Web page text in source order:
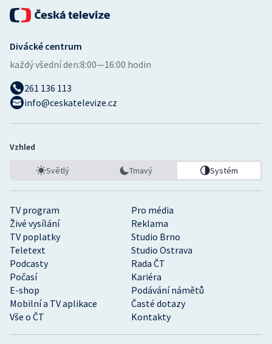
TV program
Pro média
Živé vysílání
Reklama
TV poplatky
Studio Brno
Teletext
Studio Ostrava
Podcasty
Rada ČT
Počasí
Kariéra
E-shop
Podávání námětů
Mobilní a TV aplikace
Časté dotazy
Vše o ČT
Kontakty
Divácké centrum
každý všední den:8:00—16:00 hodin
261 136 113
info@ceskatelevize.cz
Vzhled
Světlý Tmavý Systém